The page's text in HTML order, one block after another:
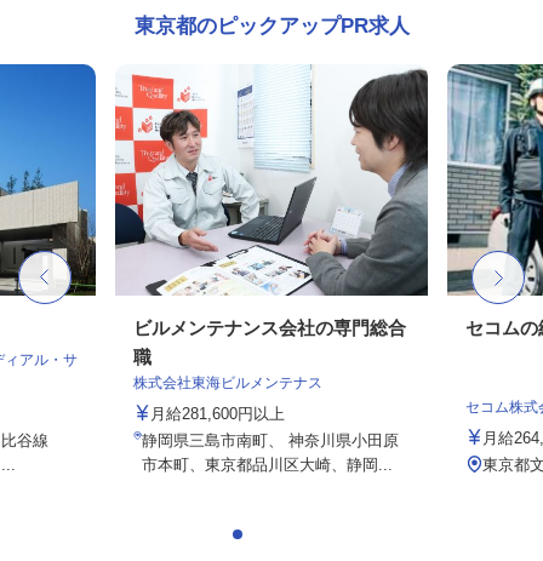
東京都のピックアップPR求人
ィアル・サ
谷線
ビルメンテナンス会社の専門総合
職
株式会社東海ビルメンテナス
月給281,600円以上
静岡県三島市南町、 神奈川県小田原
市本町、東京都品川区大崎、静岡...
セコムの
セコム株式
月給
東京都